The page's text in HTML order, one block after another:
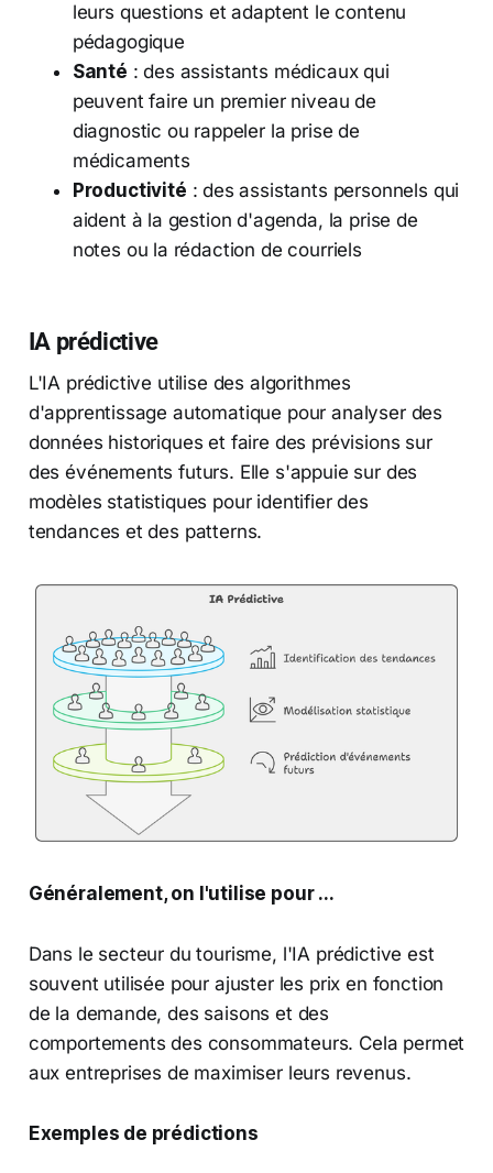
leurs questions et adaptent le contenu
pédagogique
Santé : des assistants médicaux qui
peuvent faire un premier niveau de
diagnostic ou rappeler la prise de
médicaments
Productivité : des assistants personnels qui
aident à la gestion d'agenda, la prise de
notes ou la rédaction de courriels
IA prédictive
L'IA prédictive utilise des algorithmes
d'apprentissage automatique pour analyser des
données historiques et faire des prévisions sur
des événements futurs. Elle s'appuie sur des
modèles statistiques pour identifier des
tendances et des patterns.
Généralement, on l'utilise pour ...
Dans le secteur du tourisme, l'IA prédictive est
souvent utilisée pour ajuster les prix en fonction
de la demande, des saisons et des
comportements des consommateurs. Cela permet
aux entreprises de maximiser leurs revenus.
Exemples de prédictions